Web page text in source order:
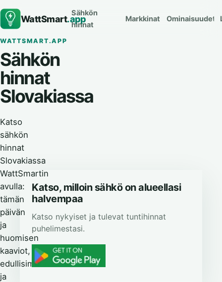
WattSmart.app
Sähkön
hinnat
Markkinat Ominaisuudet
WATTSMART.APP
Sähkön
hinnat
Slovakiassa
Katso
sähkön
hinnat
Slovakiassa
WattSmartin
avulla:
tämän
päivän
ja
huomisen
kaaviot,
edullisimmat
ja
Katso, milloin sähkö on alueellasi
halvempaa
Katso nykyiset ja tulevat tuntihinnat
puhelimestasi.